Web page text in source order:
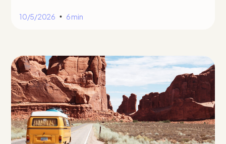
10/5/2026 • 6 min